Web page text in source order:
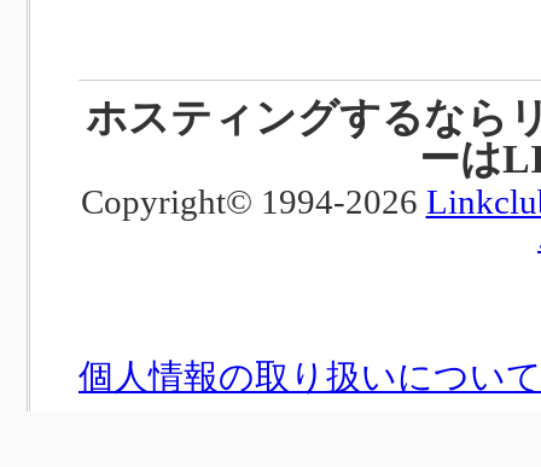
ホスティングするなら
ーは
Copyright© 1994-2026
個人情報の取り扱いについて